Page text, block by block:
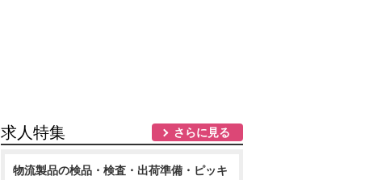
求人特集 さらに見る
物流製品の検品・検査・出荷準備・ピッキ